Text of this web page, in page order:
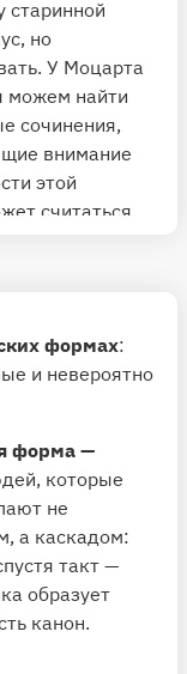
старинной
но
У Моцарта
можем найти
сочинения,
внимание
этой
считаться
и
того, что
(т.е.
фоническими
части
Но
между
эти
пения
вид
формах:
и невероятно
форма —
которые
не
а каскадом:
такт —
образует
канон.